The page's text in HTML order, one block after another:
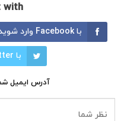
با Facebook وارد شوید
با Twitter وارد شوید
آدرس ایمیل